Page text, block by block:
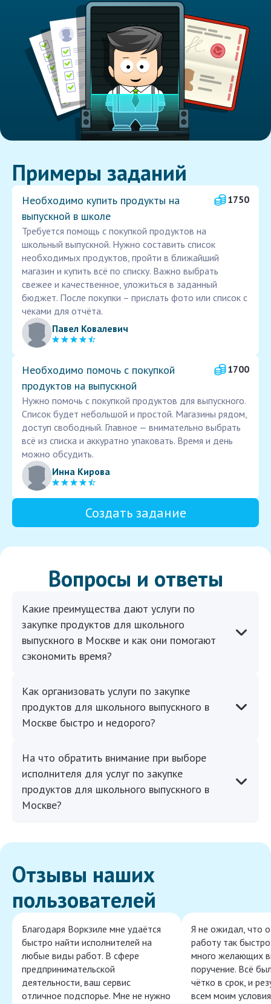
Примеры заданий
Необходимо купить продукты на
выпускной в школе
1750
Требуется помощь с покупкой продуктов на
школьный выпускной. Нужно составить список
необходимых продуктов, пройти в ближайший
магазин и купить всё по списку. Важно выбрать
свежее и качественное, уложиться в заданный
бюджет. После покупки – прислать фото или список с
чеками для отчёта.
Павел Ковалевич
Необходимо помочь с покупкой
продуктов на выпускной
1700
Нужно помочь с покупкой продуктов для выпускного.
Список будет небольшой и простой. Магазины рядом,
доступ свободный. Главное — внимательно выбрать
всё из списка и аккуратно упаковать. Время и день
можно обсудить.
Инна Кирова
Создать задание
Вопросы и ответы
Какие преимущества дают услуги по
закупке продуктов для школьного
выпускного в Москве и как они помогают
сэкономить время?
Как организовать услуги по закупке
продуктов для школьного выпускного в
Москве быстро и недорого?
На что обратить внимание при выборе
исполнителя для услуг по закупке
продуктов для школьного выпускного в
Москве?
Отзывы наших
пользователей
Благодаря Воркзиле мне удаётся
быстро найти исполнителей на
любые виды работ. В сфере
предпринимательской
деятельности, ваш сервис
отличное подспорье. Мне не нужно
Я не ожидал, что
работу так
много желающих
поручение. Всё
чётко в срок, и
всем моим